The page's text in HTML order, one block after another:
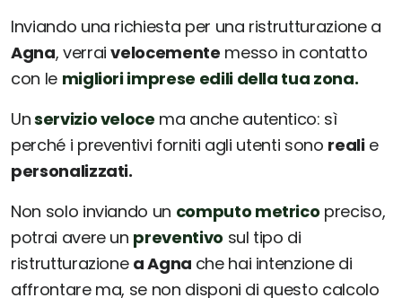
Inviando una richiesta per una ristrutturazione a
Agna, verraivelocemente messo in contatto
con le migliori imprese edili della tua zona.
Unservizio veloce ma anche autentico: sì
perché i preventivi forniti agli utenti sono realie
personalizzati.
Non solo inviando un computo metrico preciso,
potrai avere un preventivo sul tipo di
ristrutturazione a Agna che hai intenzione di
affrontare ma, se non disponi di questo calcolo